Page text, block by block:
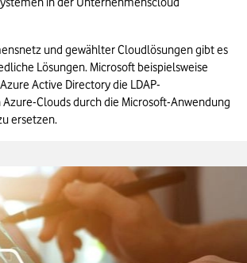
und gewählter Cloudlösungen gibt es
Lösungen. Microsoft beispielsweise
Active Directory die LDAP-
Clouds durch die Microsoft-Anwendung
ersetzen.